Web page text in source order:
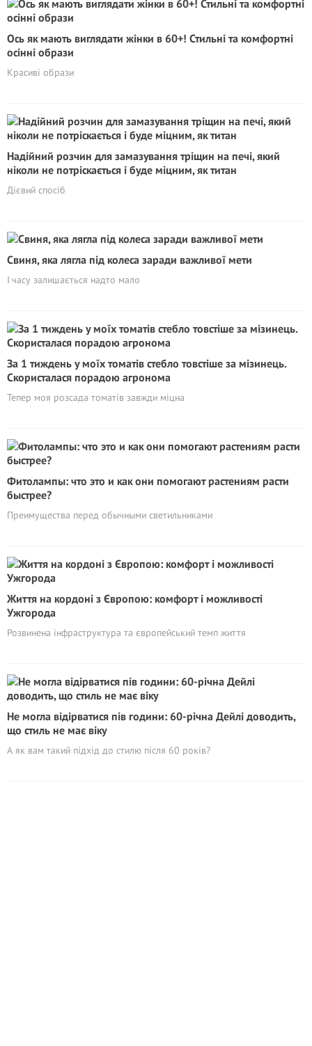
Ось як мають виглядати жінки в 60+! Стильні та комфортні
осінні образи
Красиві образи
Надійний розчин для замазування тріщин на печі, який
ніколи не потріскається і буде міцним, як титан
Дієвий спосіб
Свиня, яка лягла під колеса заради важливої мети
І часу залишається надто мало
За 1 тиждень у моїх томатів стебло товстіше за мізинець.
Скористалася порадою агронома
Тепер моя розсада томатів завжди міцна
Фитолампы: что это и как они помогают растениям расти
быстрее?
Преимущества перед обычными светильниками
Життя на кордоні з Європою: комфорт і можливості
Ужгорода
Розвинена інфраструктура та європейський темп життя
Не могла відірватися пів години: 60-річна Дейлі доводить,
що стиль не має віку
А як вам такий підхід до стилю після 60 років?